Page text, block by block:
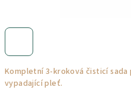
Kompletní 3-kroková čisticí sada
vypadající pleť.